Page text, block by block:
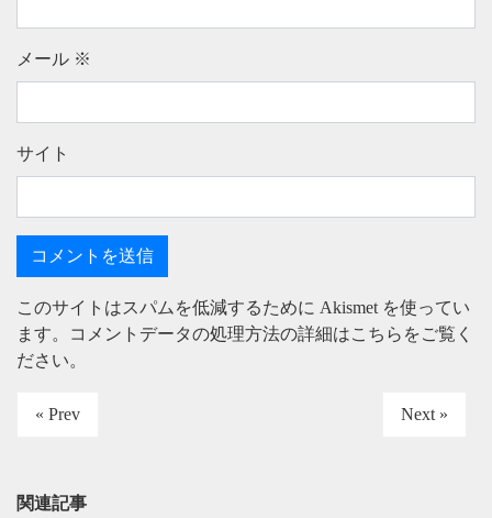
メール ※
サイト
このサイトはスパムを低減するために Akismet を使ってい
ます。
コメントデータの処理方法の詳細はこちらをご覧く
ださい。
« Prev Next »
関連記事